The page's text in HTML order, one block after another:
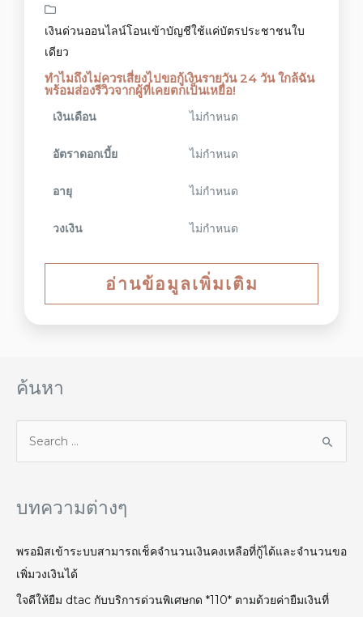
เงินด่วนออนไลน์โอนเข้าบัญชีใช้แค่บัตรประชาชนใบ
เดียว
ทำไมถึงไม่ควรเสี่ยงไปขอกู้เงินรายวัน 24 วัน ใกล้ฉัน
พร้อมส่องรีวิวจากผู้ที่เคยตกเป็นเหยื่อ!
เงินเดือน ไม่กำหนด
อัตราดอกเบี้ย ไม่กำหนด
อายุ ไม่กำหนด
วงเงิน ไม่กำหนด
อ่านข้อมูลเพิ่มเติม
ค้นหา
บทความต่างๆ
พรอมิสเข้าระบบสามารถเช็คจำนวนเงินคงเหลือที่กู้ได้และจำนวนขอ
เพิ่มวงเงินได้
ใจดีให้ยืม dtac กับบริการด่วนพิเศษกด *110* ตามด้วยค่ายืมเงินที่